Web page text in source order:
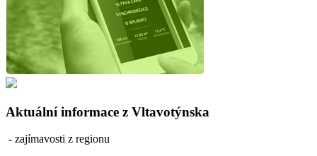
Aktuální informace z Vltavotýnska
- zajímavosti z regionu